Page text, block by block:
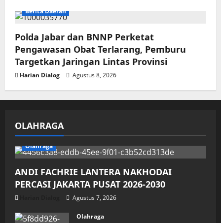
Berita Daerah
Polda Jabar dan BNNP Perketat
Pengawasan Obat Terlarang, Pemburu
Targetkan Jaringan Lintas Provinsi
Harian Dialog Agustus 8, 2026
OLAHRAGA
Olahraga
ANDI FACHRIE LANTERA NAKHODAI
PERCASI JAKARTA PUSAT 2026-2030
Agustus 7, 2026
Olahraga